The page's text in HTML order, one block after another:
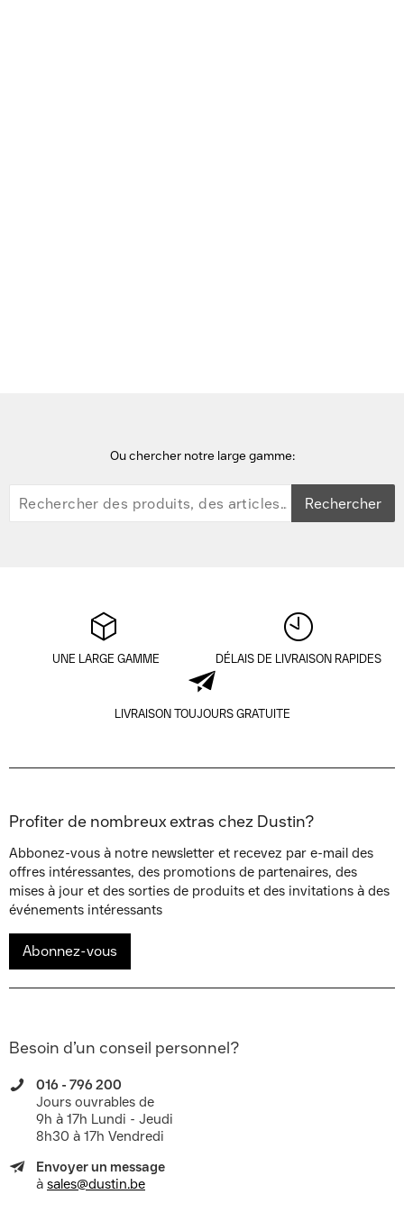
Ou chercher notre large gamme:
Rechercher
UNE LARGE GAMME DÉLAIS DE LIVRAISON RAPIDES
LIVRAISON TOUJOURS GRATUITE
Profiter de nombreux extras chez Dustin?
Abbonez-vous à notre newsletter et recevez par e-mail des
offres intéressantes, des promotions de partenaires, des
mises à jour et des sorties de produits et des invitations à des
événements intéressants
Abonnez-vous
Besoin d’un conseil personnel?
016 - 796 200
Jours ouvrables de
9h à 17h Lundi - Jeudi
8h30 à 17h Vendredi
Envoyer un message
à sales@dustin.be